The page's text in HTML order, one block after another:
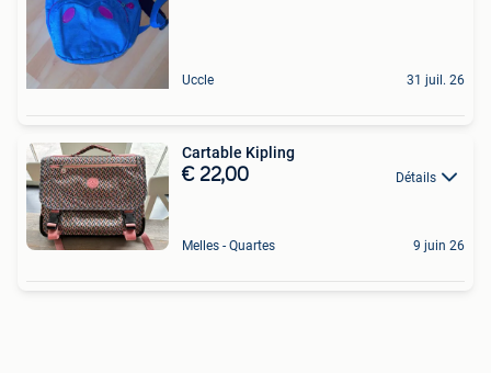
Uccle 31 juil. 26
Cartable Kipling
€ 22,00 Détails
Melles - Quartes 9 juin 26